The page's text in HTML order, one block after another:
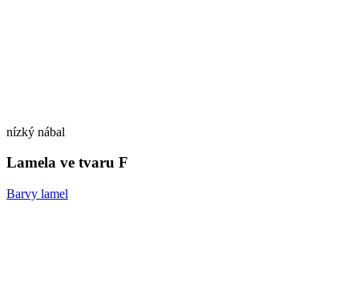
nízký nábal
Lamela ve tvaru F
Barvy lamel